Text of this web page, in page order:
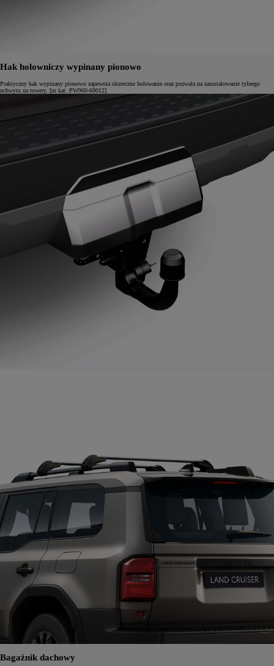
Hak holowniczy wypinany pionowo
Praktyczny hak wypinany pionowo zapewnia skuteczne holowanie oraz pozwala na zainstalowanie tylnego
uchwytu na rowery. [nr kat. PW960-60012]
Bagażnik dachowy